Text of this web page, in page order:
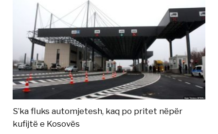
S’ka fluks automjetesh, kaq po pritet nëpër
kufijtë e Kosovës